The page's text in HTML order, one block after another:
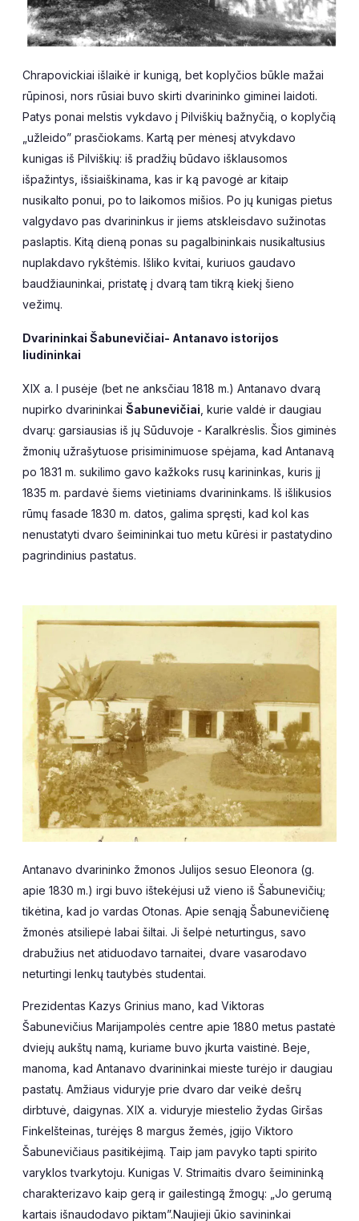
Chrapovickiai išlaikė ir kunigą, bet koplyčios būkle mažai
rūpinosi, nors rūsiai buvo skirti dvarininko giminei laidoti.
Patys ponai melstis vykdavo į Pilviškių bažnyčią, o koplyčią
„užleido” prasčiokams. Kartą per mėnesį atvykdavo
kunigas iš Pilviškių: iš pradžių būdavo išklausomos
išpažintys, išsiaiškinama, kas ir ką pavogė ar kitaip
nusikalto ponui, po to laikomos mišios. Po jų kunigas pietus
valgydavo pas dvarininkus ir jiems atskleisdavo sužinotas
paslaptis. Kitą dieną ponas su pagalbininkais nusikaltusius
nuplakdavo rykštėmis. Išliko kvitai, kuriuos gaudavo
baudžiauninkai, pristatę į dvarą tam tikrą kiekį šieno
vežimų.
Dvarininkai Šabunevičiai- Antanavo istorijos
liudininkai
XIX a. I pusėje (bet ne anksčiau 1818 m.) Antanavo dvarą
nupirko dvarininkai Šabunevičiai , kurie valdė ir daugiau
dvarų: garsiausias iš jų Sūduvoje - Karalkrėslis. Šios giminės
žmonių užrašytuose prisiminimuose spėjama, kad Antanavą
po 1831 m. sukilimo gavo kažkoks rusų karininkas, kuris jį
1835 m. pardavė šiems vietiniams dvarininkams. Iš išlikusios
rūmų fasade 1830 m. datos, galima spręsti, kad kol kas
nenustatyti dvaro šeimininkai tuo metu kūrėsi ir pastatydino
pagrindinius pastatus.
Antanavo dvarininko žmonos Julijos sesuo Eleonora (g.
apie 1830 m.) irgi buvo ištekėjusi už vieno iš Šabunevičių;
tikėtina, kad jo vardas Otonas. Apie senąją Šabunevičienę
žmonės atsiliepė labai šiltai. Ji šelpė neturtingus, savo
drabužius net atiduodavo tarnaitei, dvare vasarodavo
neturtingi lenkų tautybės studentai.
Prezidentas Kazys Grinius mano, kad Viktoras
Šabunevičius Marijampolės centre apie 1880 metus pastatė
dviejų aukštų namą, kuriame buvo įkurta vaistinė. Beje,
manoma, kad Antanavo dvarininkai mieste turėjo ir daugiau
pastatų. Amžiaus viduryje prie dvaro dar veikė dešrų
dirbtuvė, daigynas. XIX a. viduryje miestelio žydas Giršas
Finkelšteinas, turėjęs 8 margus žemės, įgijo Viktoro
Šabunevičiaus pasitikėjimą. Taip jam pavyko tapti spirito
varyklos tvarkytoju. Kunigas V. Strimaitis dvaro šeimininką
charakterizavo kaip gerą ir gailestingą žmogų: „Jo gerumą
kartais išnaudodavo piktam”.Naujieji ūkio savininkai